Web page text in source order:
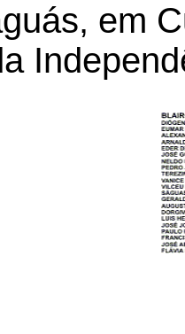
em